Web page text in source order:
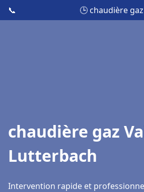
📞 🕒 chaudière
chaudière gaz
Lutterbach
Intervention rapide et